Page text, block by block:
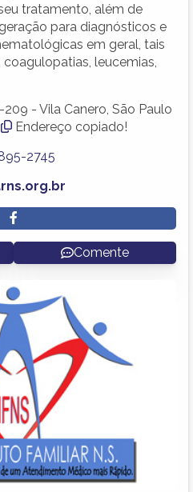
tratamento, além de
para diagnósticos e
em geral, tais
leucemias,
- Vila Canero, São Paulo
Endereço copiado!
2745
Comente